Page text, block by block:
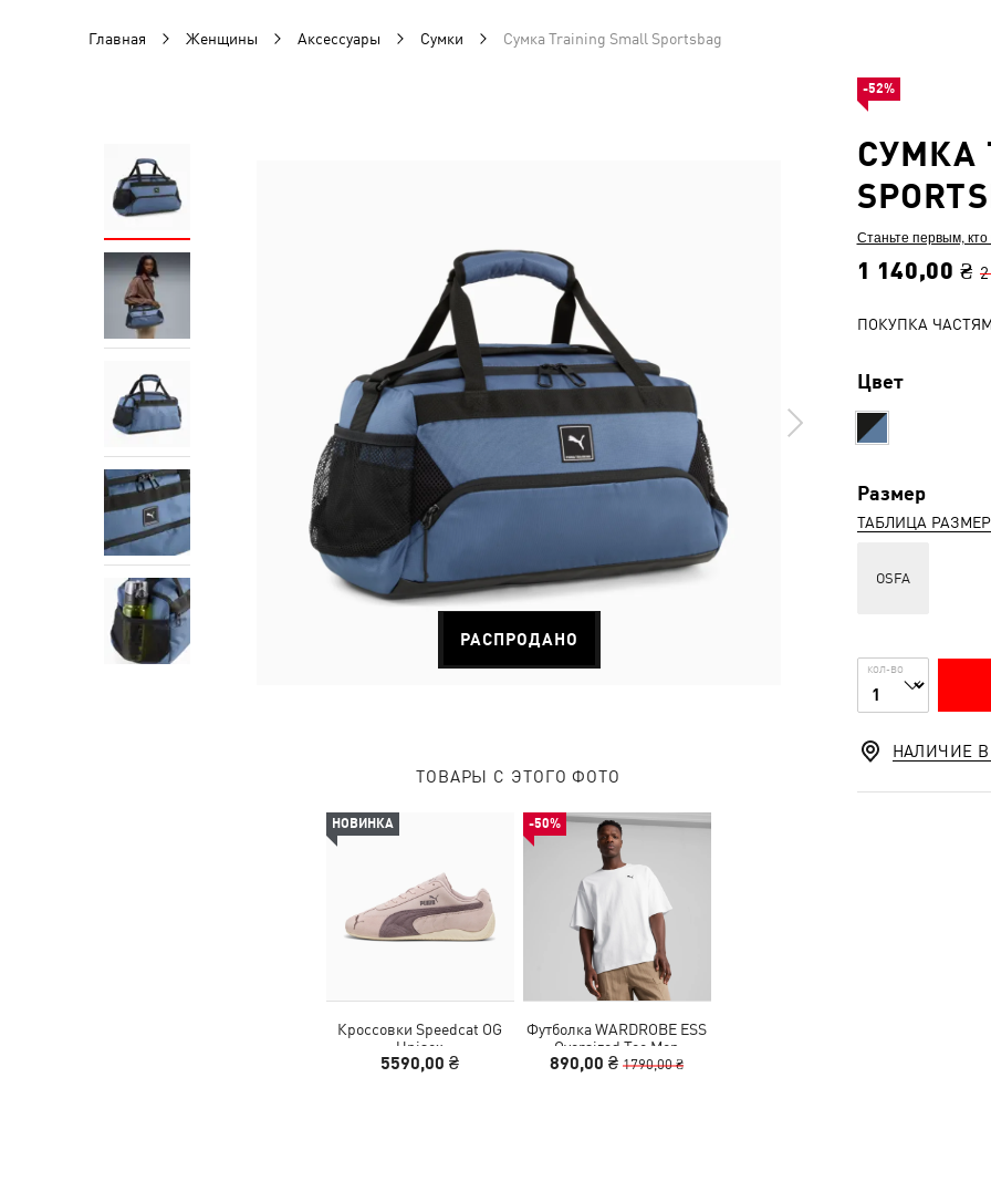
Главная Женщины Аксессуары Сумки Сумка Training Small Sportsbag
РАСПРОДАНО
ТОВАРЫ С ЭТОГО ФОТО
НОВИНКА
Кроссовки Speedcat OG
Unisex
5590,00 ₴
-50%
Футболка WARDROBE ESS
Oversized Tee Men
890,00 ₴ 1790,00 ₴
СУМКА
Станьте первым,
1 140,00 ₴
ПОКУПКА
Цвет
Размер
ТАБЛИЦА
OSFA
КОЛ-ВО
-52%
НАЛИЧИЕ